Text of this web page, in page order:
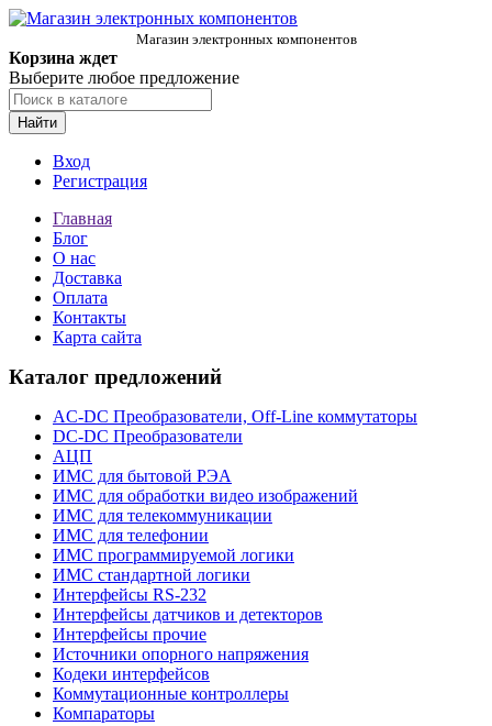
Магазин электронных компонентов
Корзина ждет
Выберите любое предложение
Найти
Вход
Регистрация
Главная
Блог
О нас
Доставка
Оплата
Контакты
Карта сайта
Каталог предложений
AC-DC Преобразователи, Off-Line коммутаторы
DC-DC Преобразователи
АЦП
ИМС для бытовой РЭА
ИМС для обработки видео изображений
ИМС для телекоммуникации
ИМС для телефонии
ИМС программируемой логики
ИМС стандартной логики
Интерфейсы RS-232
Интерфейсы датчиков и детекторов
Интерфейсы прочие
Источники опорного напряжения
Кодеки интерфейсов
Коммутационные контроллеры
Компараторы